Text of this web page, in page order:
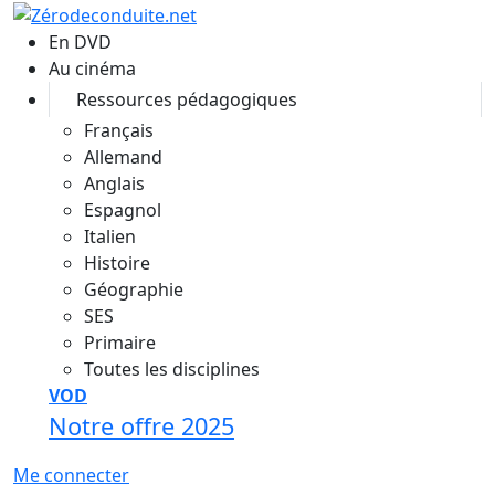
Aller au contenu principal
En DVD
Au cinéma
Ressources pédagogiques
Français
Allemand
Anglais
Espagnol
Italien
Histoire
Géographie
SES
Primaire
Toutes les disciplines
VOD
Notre offre 2025
Me connecter